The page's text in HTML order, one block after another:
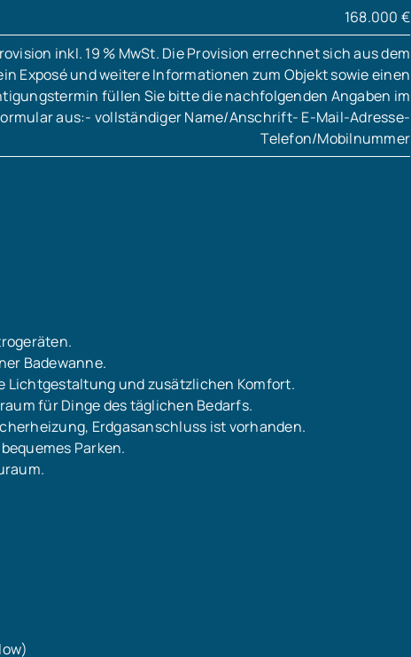
168.000 €
inkl. 19 % MwSt. Die Provision errechnet sich aus dem
Exposé und weitere Informationen zum Objekt sowie einen
füllen Sie bitte die nachfolgenden Angaben im
aus:- vollständiger Name/Anschrift- E-Mail-Adresse-
Telefon/Mobilnummer
Badewanne.
Lichtgestaltung und zusätzlichen Komfort.
für Dinge des täglichen Bedarfs.
Erdgasanschluss ist vorhanden.
Parken.